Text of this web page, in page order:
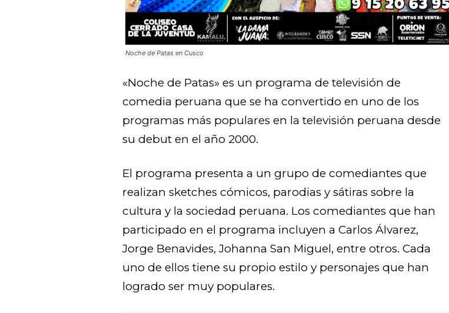
Noche de Patas en Cusco
«Noche de Patas» es un programa de televisión de
comedia peruana que se ha convertido en uno de los
programas más populares en la televisión peruana desde
su debut en el año 2000.
El programa presenta a un grupo de comediantes que
realizan sketches cómicos, parodias y sátiras sobre la
cultura y la sociedad peruana. Los comediantes que han
participado en el programa incluyen a Carlos Álvarez,
Jorge Benavides, Johanna San Miguel, entre otros. Cada
uno de ellos tiene su propio estilo y personajes que han
logrado ser muy populares.